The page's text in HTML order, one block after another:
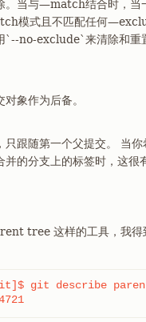
。当与—​match结合时，当
模式且不匹配任何
`--no-exclude`来清除和重
象作为后备。
只跟随第一个父提交。 当你
的分支上的标签时，这很
tree 这样的工具，我得
git describe